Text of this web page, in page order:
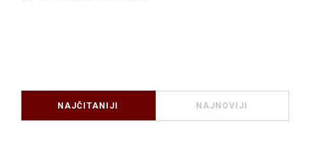
NAJČITANIJI NAJNOVIJI